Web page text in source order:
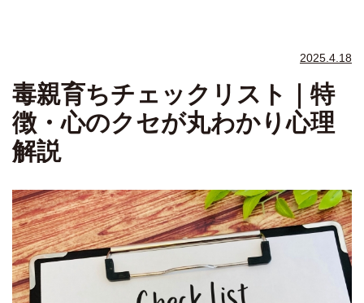
2025.4.18
毒親育ちチェックリスト｜特
徴・心のクセが丸わかり心理
解説